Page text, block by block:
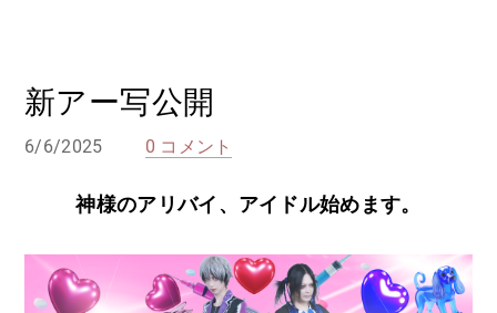
新アー写公開
6/6/2025 0 コメント
神様のアリバイ、アイドル始めます。